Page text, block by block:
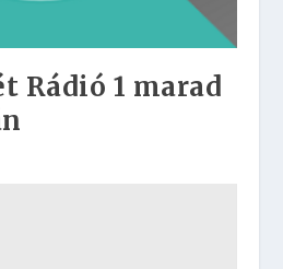
Rádió 1 marad